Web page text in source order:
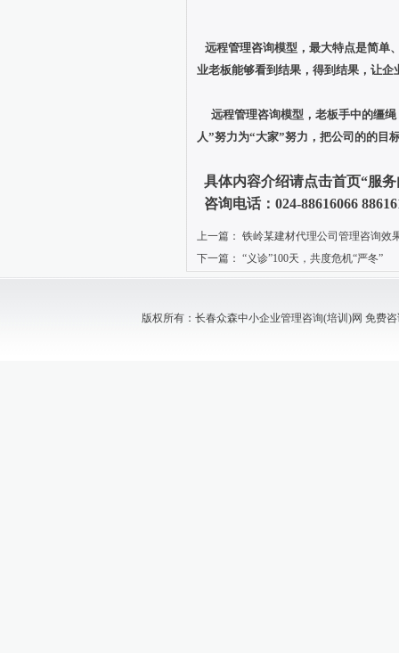
远程管理咨询模型，最大特点是简单
业老板能够看到结果，得到结果，让企
远程管理咨询模型，老板手中的缰
人”努力为“大家”努力，把公司的的目
具体内容介绍请点击首页“服
咨询电话：024-88616066
上一篇： 铁岭某建材代理公司管理咨询效
下一篇： “义诊”100天，共度危机“严冬”
版权所有：长春众森中小企业管理咨询(培训)网 免费咨